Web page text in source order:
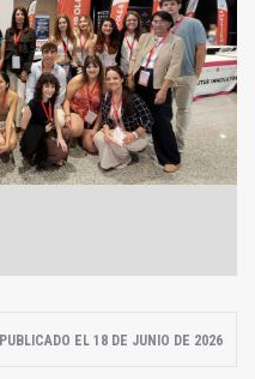
PUBLICADO EL 18 DE JUNIO DE 2026